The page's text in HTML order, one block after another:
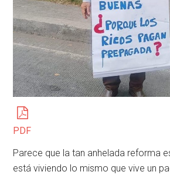
PDF
Parece que la tan anhelada reforma
está viviendo lo mismo que vive un